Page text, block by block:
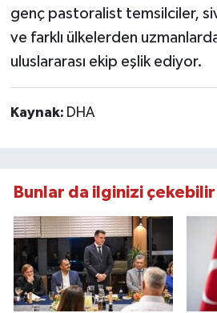
genç pastoralist temsilciler,
ve farklı ülkelerden
uluslararası ekip eşlik ediyor.
Kaynak: DHA
Bunlar da ilginizi çekebilir